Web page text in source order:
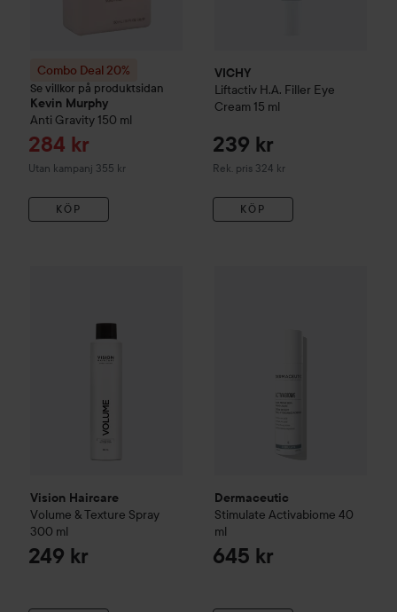
Combo Deal 20%
Se villkor på produktsidan
Kevin Murphy
Anti Gravity 150 ml
Reapris
284 kr
Utan kampanj 355 kr
KÖP
VICHY
Liftactiv H.A. Filler Eye
Cream 15 ml
239 kr
Rek. pris 324 kr
Rekommenderat pris 324 kr
KÖP
Vision Haircare
Volume & Texture Spray
300 ml
249 kr
Dermaceutic
Stimulate Activabiome 40
ml
645 kr